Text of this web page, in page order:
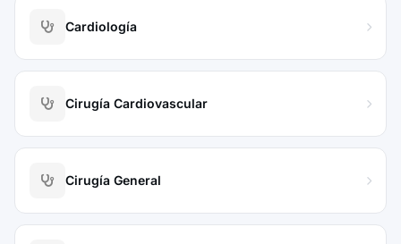
Cardiología
Cirugía Cardiovascular
Cirugía General